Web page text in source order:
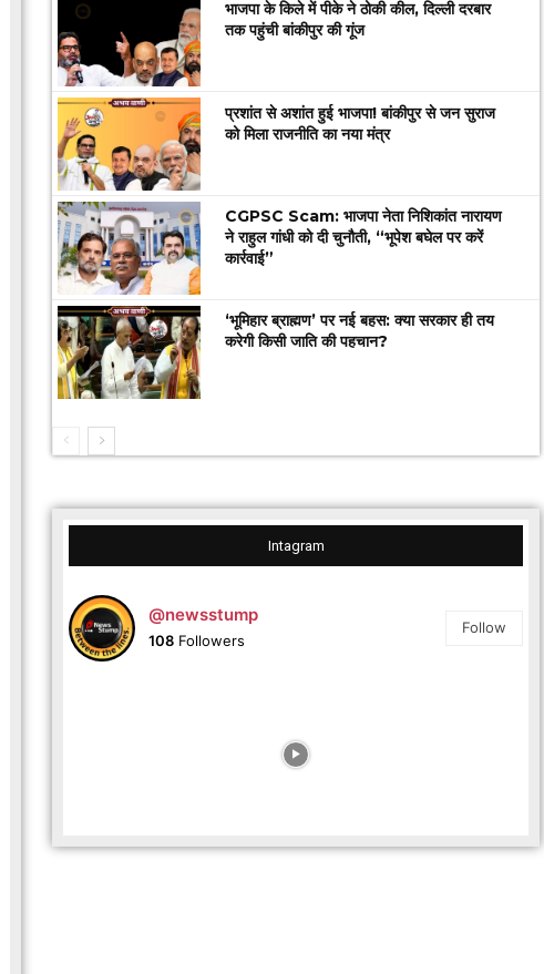
भाजपा के किले में पीके ने ठोकी कील, दिल्ली दरबार
तक पहुंची बांकीपुर की गूंज
प्रशांत से अशांत हुई भाजपा! बांकीपुर से जन सुराज
को मिला राजनीति का नया मंत्र
CGPSC Scam: भाजपा नेता निशिकांत नारायण
ने राहुल गांधी को दी चुनौती, “भूपेश बघेल पर करें
कार्रवाई”
‘भूमिहार ब्राह्मण’ पर नई बहस: क्या सरकार ही तय
करेगी किसी जाति की पहचान?
Intagram
@newsstump
108 Followers
Follow